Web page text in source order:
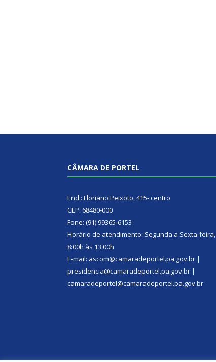
CÂMARA DE PORTEL
End.: Floriano Peixoto, 415- centro
CEP: 68480-000
Fone: (91) 99365-6153
Horário de atendimento: Segunda a Sexta-
8:00h às 13:00h
E-mail: ascom@camaradeportel.pa.gov.br |
presidencia@camaradeportel.pa.gov.br |
camaradeportel@camaradeportel.pa.gov.br